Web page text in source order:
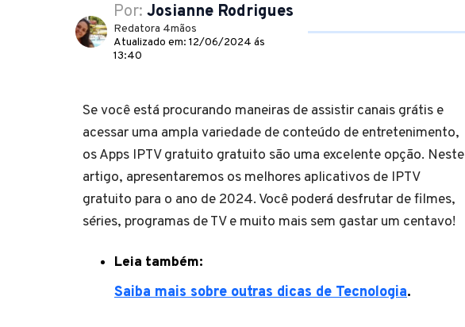
Por: Josianne Rodrigues
Redatora 4mãos
Atualizado em: 12/06/2024 ás
13:40
Se você está procurando maneiras de assistir canais grátis e
acessar uma ampla variedade de conteúdo de entretenimento,
os Apps IPTV gratuito gratuito são uma excelente opção. Neste
artigo, apresentaremos os melhores aplicativos de IPTV
gratuito para o ano de 2024. Você poderá desfrutar de filmes,
séries, programas de TV e muito mais sem gastar um centavo!
Leia também:
Saiba mais sobre outras dicas de Tecnologia.